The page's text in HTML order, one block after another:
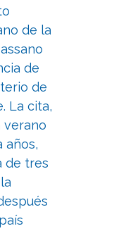
de la
de
de
La cita,
verano
años,
de tres